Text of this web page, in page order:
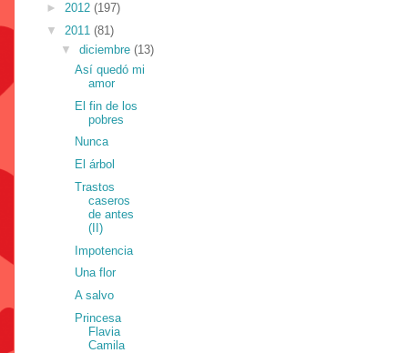
► 2012 (197)
▼ 2011 (81)
▼ diciembre (13)
Así quedó mi
amor
El fin de los
pobres
Nunca
El árbol
Trastos
caseros
de antes
(II)
Impotencia
Una flor
A salvo
Princesa
Flavia
Camila